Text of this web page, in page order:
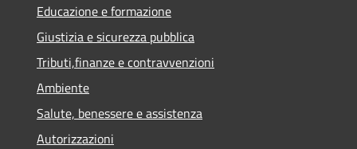
Educazione e formazione
Giustizia e sicurezza pubblica
Tributi,finanze e contravvenzioni
Ambiente
Salute, benessere e assistenza
Autorizzazioni